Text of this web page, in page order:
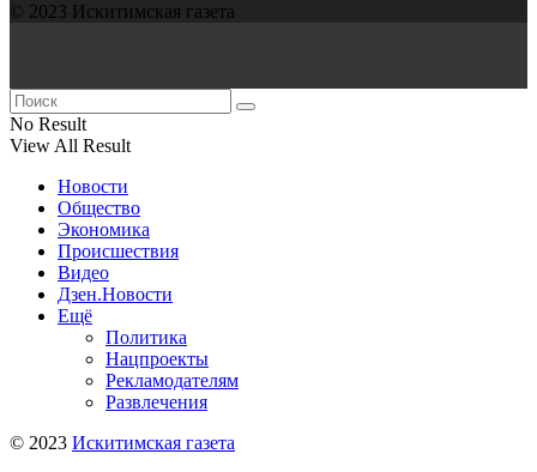
© 2023 Искитимская газета
No Result
View All Result
Новости
Общество
Экономика
Происшествия
Видео
Дзен.Новости
Ещё
Политика
Нацпроекты
Рекламодателям
Развлечения
© 2023 Искитимская газета